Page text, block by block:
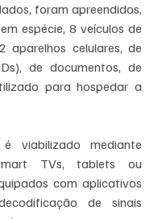
foram apreendidos,
espécie, 8 veículos de
celulares, de
de documentos, de
para hospedar a
viabilizado mediante
TVs, tablets ou
com aplicativos
de sinais